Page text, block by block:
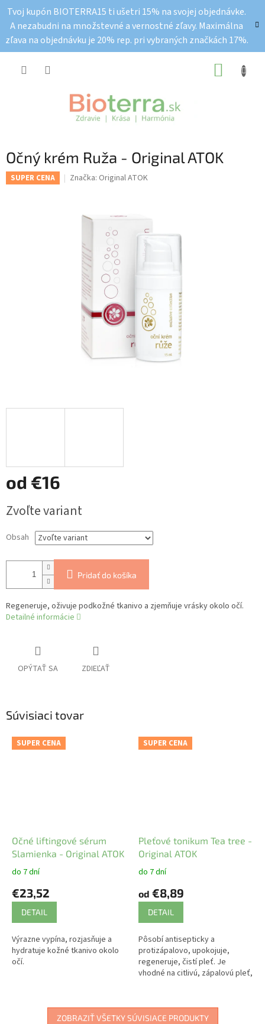
obsah
Tvoj kupón BIOTERRA15 ti ušetri 15% na svojej objednávke.
A nezabudni na množstevné a vernostné zľavy. Maximálna
zľava na objednávku je 20% rep. pri vybraných značkách 17%.
Očný krém Ruža - Original ATOK
SUPER CENA Značka: Original ATOK
od €16
cena:
Zvoľte variant
Obsah
Pridať do košíka
Regeneruje, oživuje podkožné tkanivo a zjemňuje vrásky okolo očí.
Detailné informácie
OPÝTAŤ SA ZDIEĽAŤ
Súvisiaci tovar
SUPER CENA
Očné liftingové sérum
Slamienka - Original ATOK
do 7 dní
€23,52
DETAIL
Výrazne vypína, rozjasňuje a
hydratuje kožné tkanivo okolo
očí.
SUPER CENA
Pleťové tonikum Tea tree -
Original ATOK
do 7 dní
od €8,89
DETAIL
Pôsobí antisepticky a
protizápalovo, upokojuje,
regeneruje, čistí pleť. Je
vhodné na citlivú, zápalovú pleť,
ZOBRAZIŤ VŠETKY SÚVISIACE PRODUKTY